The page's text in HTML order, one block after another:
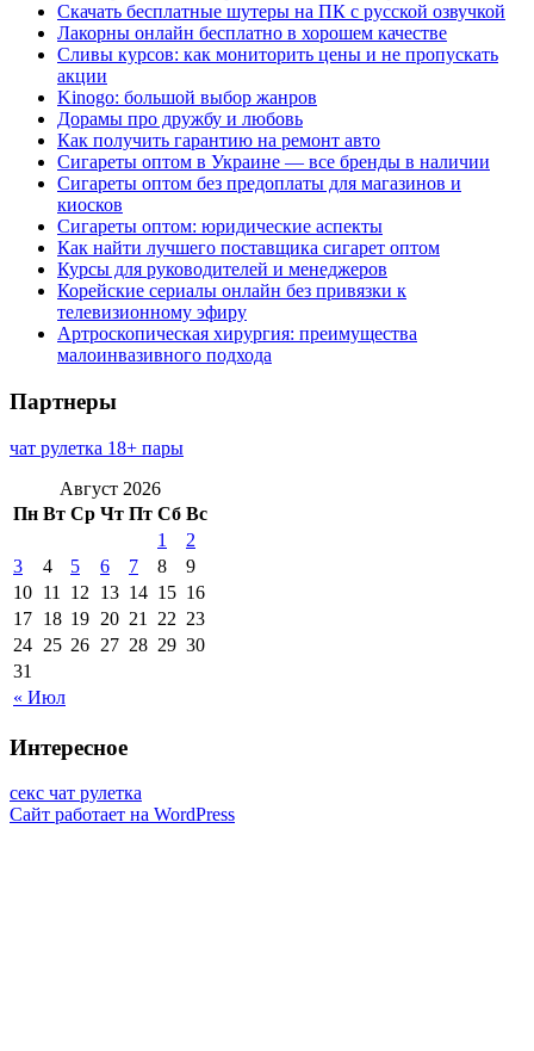
Скачать бесплатные шутеры на ПК с русской озвучкой
Лакорны онлайн бесплатно в хорошем качестве
Сливы курсов: как мониторить цены и не пропускать
акции
Kinogo: большой выбор жанров
Дорамы про дружбу и любовь
Как получить гарантию на ремонт авто
Сигареты оптом в Украине — все бренды в наличии
Сигареты оптом без предоплаты для магазинов и
киосков
Сигареты оптом: юридические аспекты
Как найти лучшего поставщика сигарет оптом
Курсы для руководителей и менеджеров
Корейские сериалы онлайн без привязки к
телевизионному эфиру
Артроскопическая хирургия: преимущества
малоинвазивного подхода
Партнеры
чат рулетка 18+ пары
Август 2026
Пн Вт Ср Чт Пт Сб Вс
« Июл
1
2
3
4 5 6 7 8
9
10 11 12 13 14 15 16
17 18 19 20 21 22 23
24 25 26 27 28 29 30
31
Интересное
секс чат рулетка
Сайт работает на WordPress